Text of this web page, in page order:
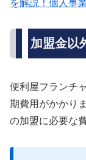
を解説！個人事
加盟金以
便利屋フランチ
期費用がかかり
の加盟に必要な